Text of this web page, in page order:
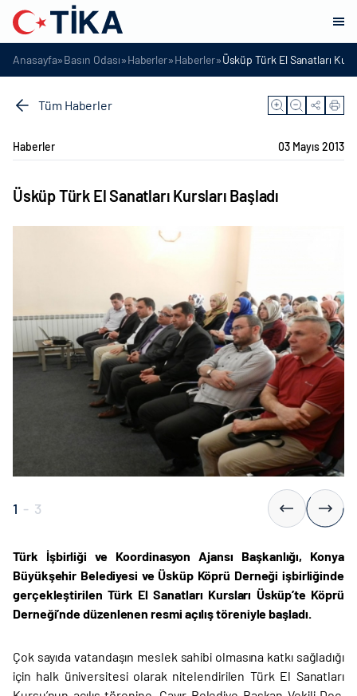
Anasayfa»Basın Odası»Haberler»Haberler»Üsküp Türk El Sanatları
Tüm Haberler
Haberler 03 Mayıs 2013
Üsküp Türk El Sanatları Kursları Başladı
1 - 3
Türk İşbirliği ve Koordinasyon Ajansı Başkanlığı, Konya
Büyükşehir Belediyesi ve Üsküp Köprü Derneği işbirliğinde
gerçekleştirilen Türk El Sanatları Kursları Üsküp’te Köprü
Derneği’nde düzenlenen resmi açılış töreniyle başladı.
Çok sayıda vatandaşın meslek sahibi olmasına katkı sağladığı
için halk üniversitesi olarak nitelendirilen Türk El Sanatları